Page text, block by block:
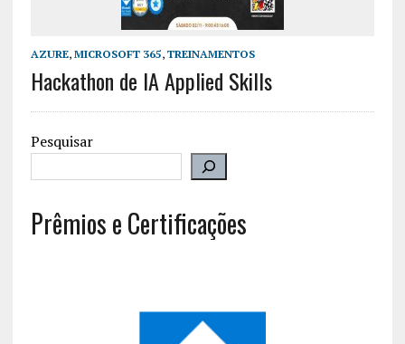
AZURE, MICROSOFT 365, TREINAMENTOS
Hackathon de IA Applied Skills
Pesquisar
Prêmios e Certificações